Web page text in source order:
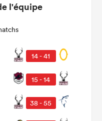
l'équipe
14 - 41
15 - 14
38 - 55